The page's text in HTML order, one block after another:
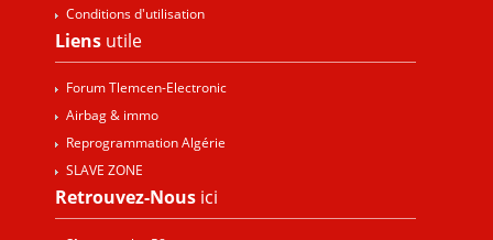
Conditions d'utilisation
Liens utile
Forum Tlemcen-Electronic
Airbag & immo
Reprogrammation Algérie
SLAVE ZONE
Retrouvez-Nous ici